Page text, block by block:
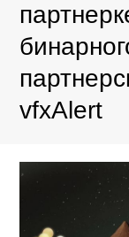
vfxAlert